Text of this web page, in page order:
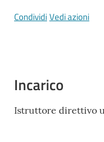
CondividiVedi azioni
Incarico
Istruttore direttivo